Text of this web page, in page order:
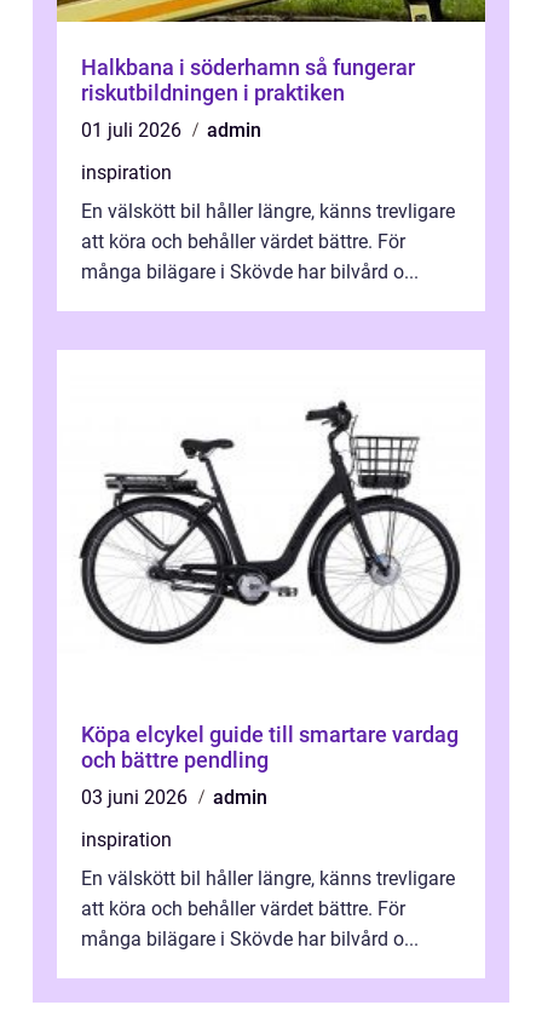
Halkbana i söderhamn så fungerar
riskutbildningen i praktiken
01 juli 2026
admin
inspiration
En välskött bil håller längre, känns trevligare
att köra och behåller värdet bättre. För
många bilägare i Skövde har bilvård o...
Köpa elcykel guide till smartare vardag
och bättre pendling
03 juni 2026
admin
inspiration
En välskött bil håller längre, känns trevligare
att köra och behåller värdet bättre. För
många bilägare i Skövde har bilvård o...